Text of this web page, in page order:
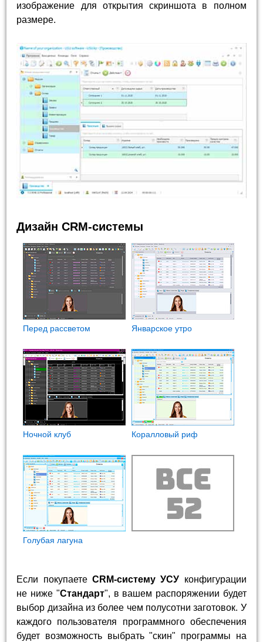
изображение для открытия скриншота в полном
размере.
Дизайн CRM-системы
Перед рассветом Январское утро
Ночной клуб Коралловый риф
Голубая лагуна
Если покупаете CRM-систему УСУ конфигурации
не ниже "Стандарт", в вашем распоряжении будет
выбор дизайна из более чем полусотни заготовок. У
каждого пользователя программного обеспечения
будет возможность выбрать "скин" программы на